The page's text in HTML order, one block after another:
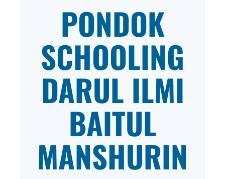
PONDOK
SCHOOLING
DARUL ILMI
BAITUL
MANSHURIN